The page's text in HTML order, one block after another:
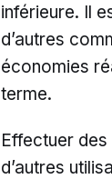
inférieure. Il
d’autres
économies
terme.
Effectuer
d’autres